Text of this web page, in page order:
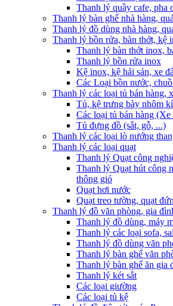
Thanh lý quầy cafe, pha
Thanh lý bàn ghế nhà hàng,
Thanh lý đồ dùng nhà hàng,
Thanh lý bồn rửa, bàn thớt, kệ
Thanh lý bàn thớt inox,
Thanh lý bồn rửa inox
Kệ inox, kệ hải sản, xe
Các Loại bồn nước,
Thanh lý các loại tủ bán hàng,
Tủ, kệ trưng bày nhôm
Các loại tủ bán hàng
Tủ đựng đồ (sắt, gỗ, ...)
Thanh lý các loại lò nướng
Thanh lý các loại quạt
Thanh lý Quạt công
Thanh lý Quạt hút công
thông gió
Quạt hơi nước
Quạt treo tường, quạt
Thanh lý đồ văn phòng, gia
Thanh lý đồ dùng, máy
Thanh lý các loại sofa,
Thanh lý đồ dùng văn
Thanh lý bàn ghế văn
Thanh lý bàn ghế ăn gia
Thanh lý két sắt
Các loại giường
Các loại tủ kệ